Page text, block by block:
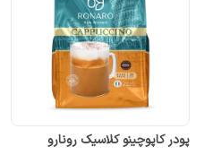
پودر کاپوچینو کلاسیک رونارو